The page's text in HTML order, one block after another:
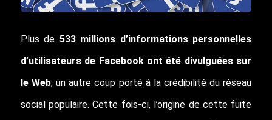
Plus de 533 millions d’informations personnelles
d’utilisateurs de Facebook ont ​​été divulguées sur
le Web, un autre coup porté à la crédibilité du réseau
social populaire. Cette fois-ci, l’origine de cette fuite